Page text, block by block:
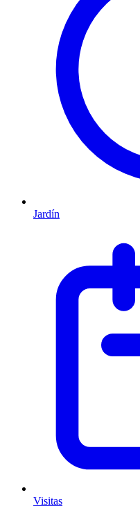
Jardín
Visitas